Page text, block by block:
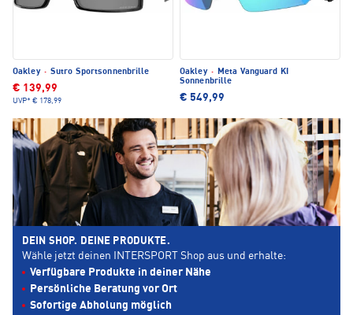
Oakley · Sutro Sportsonnenbrille
€ 139,99
UVP* € 178,99
Oakley ·
Meta Vanguard KI
Sonnenbrille
€ 549,99
DEIN SHOP. DEINE PRODUKTE.
Wähle jetzt deinen INTERSPORT Shop aus und erhalte:
Verfügbare Produkte in deiner Nähe
Persönliche Beratung vor Ort
Sofortige Abholung möglich